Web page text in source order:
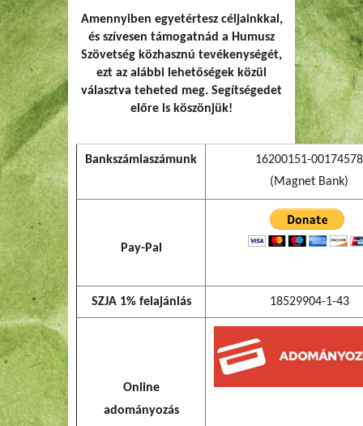
Amennyiben egyetértesz céljainkkal,
és szívesen támogatnád a Humusz
Szövetség közhasznú tevékenységét,
ezt az alábbi lehetőségek közül
választva teheted meg. Segítségedet
előre is köszönjük!
Bankszámlaszámunk
16200151-00174578
(Magnet Bank)
Pay-Pal
SZJA 1% felajánlás 18529904-1-43
Online
adományozás